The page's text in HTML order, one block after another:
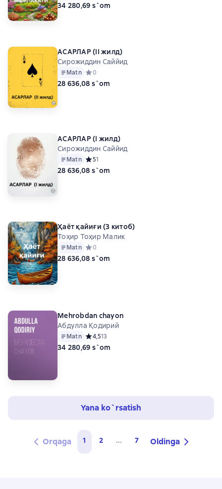
34 280,69 s`om
АСАРЛАР (II жилд)
Сирожиддин Саййид
Matn Средний рейтинг 0 на основе 0 оценок
0
28 636,08 s`om
АСАРЛАР (I жилд)
Сирожиддин Саййид
Matn Средний рейтинг 5 на основе 1 оценок
51
28 636,08 s`om
Ҳаёт қайиғи (3 китоб)
Тоҳир Тоҳир Малик
Matn Средний рейтинг 0 на основе 0 оценок
0
28 636,08 s`om
Mehrobdan chayon
Абдулла Қодирий
Matn Средний рейтинг 4,5 на основе 13 оценок
4,513
34 280,69 s`om
Yana ko`rsatish
Orqaga 1 2 ... 7 Oldinga